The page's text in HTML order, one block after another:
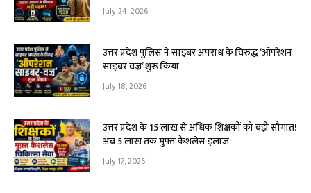
July 24, 2026
उत्तर प्रदेश पुलिस ने साइबर अपराध के विरुद्ध ‘ऑपरेशन
साइबर वज्र’ शुरू किया
July 18, 2026
उत्तर प्रदेश के 15 लाख से अधिक शिक्षकों को बड़ी सौगात!
अब ₹5 लाख तक मुफ्त कैशलेस इलाज
July 17, 2026